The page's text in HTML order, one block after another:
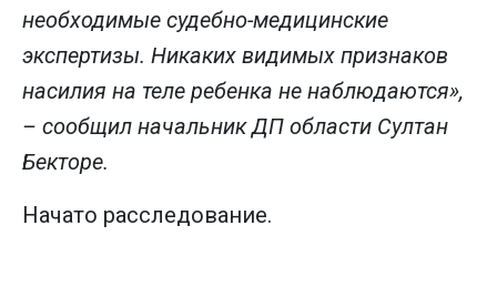
необходимые судебно-медицинские
экспертизы. Никаких видимых признаков
насилия на теле ребенка не наблюдаются»,
– сообщил начальник ДП области Султан
Бекторе.
Начато расследование.